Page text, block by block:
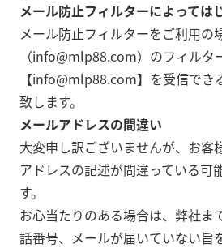
メール防止フィルターによっては
メール防止フィルターをご利用の
（info@mlp88.com）のフィルタ
【info@mlp88.com】を受信でき
致します。
メールアドレスの間違い
大変申し訳ございませんが、お客
アドレスの記述が間違っている可
す。
お心当たりのある場合は、弊社ま
話番号、メールが届いていない旨